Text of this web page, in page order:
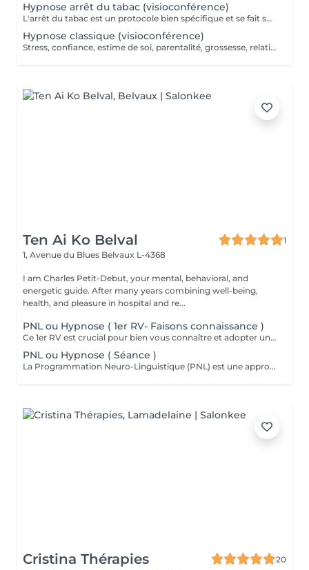
Hypnose arrêt du tabac (visioconférence)
L'arrêt du tabac est un protocole bien spécifique et se fait sur 4 séances. Une séance de suivi est également comprise dans le forfait. Motivé à vous libérer du tabac ? Agissez, reprenez votre vie en main et libérez-vous de ces comportements automatiques. Grâce aux suggestions mentales, l'hypnose offre des résultats spectaculaires.
Hypnose classique (visioconférence)
Stress, confiance, estime de soi, parentalité, grossesse, relations sentimentales, deuil, séparation, sont autant de sujets sur lesquels nous pouvons travailler ensemble pour vous accompagner vers le mieux être. Une moyenne de 3 séances est recommandée, selon la problématique. Chaque séance dure entre 1h et 1h30. Plus d'informations sur : http://jgchypnose.com
Ten Ai Ko Belval
1
1, Avenue du Blues Belvaux L-4368
I am Charles Petit-Debut, your mental, behavioral, and
energetic guide. After many years combining well-being,
health, and pleasure in hospital and re...
PNL ou Hypnose ( 1er RV- Faisons connaissance )
Ce 1er RV est crucial pour bien vous connaître et adopter une approche personnalisée et efficace lors des prochaines séances.
PNL ou Hypnose ( Séance )
La Programmation Neuro-Linguistique (PNL) est une approche de communication, de développement personnel et de psychothérapie créée dans les années 1970 par Richard Bandler et John Grinder. Elle repose sur l'idée que la manière dont nous percevons et interprétons le monde influence notre comportement et nos émotions. Les principes clés incluent la modélisation de comportements efficaces, l'établissement de rapports et l'utilisation de techniques spécifiques pour induire des changements positifs dans le domaine de la communication, la gestion du stress, la confiance en soi et le développement de compétences relationnelles. Elle est aussi utilisée dans divers domaines tels que le coaching et le management. L'hypnose est une méthode thérapeutique qui accède à l'inconscient et favorise des changements positifs. Elle se caractérise par une approche douce et respectueuse, utilisant des suggestions indirectes et des métaphores pour contourner les résistances conscientes. Cela permet une adaptation personnalisée à vos besoins, une valorisation de vos ressources internes et une flexibilité dans l'application des techniques visant une réduction du stress et de l'anxiété, une meilleure gestion de la douleur, le traitement des troubles émotionnels et le développement personnel.
Cristina Thérapies
20